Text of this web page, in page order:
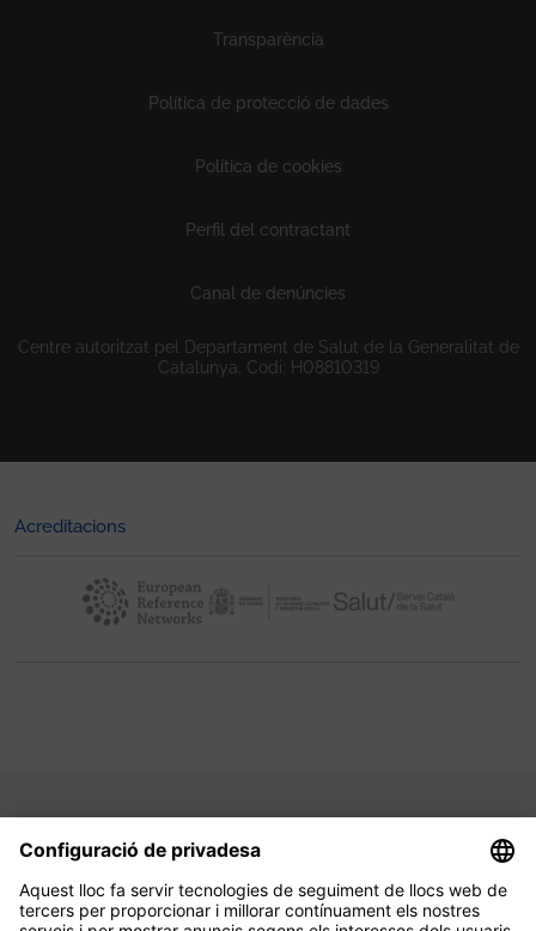
Transparència
Política de protecció de dades
Política de cookies
Perfil del contractant
Canal de denúncies
Centre autoritzat pel Departament de Salut de la Generalitat de
Catalunya. Codi: H08810319
Acreditacions